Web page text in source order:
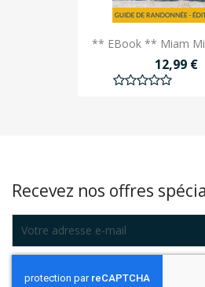
** EBook ** Miam
12,99 €
Recevez nos offres